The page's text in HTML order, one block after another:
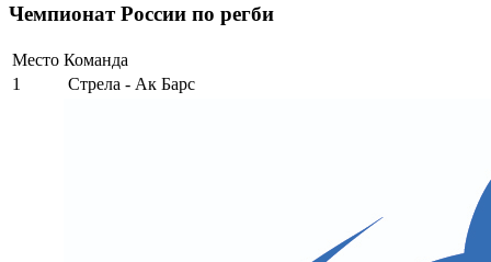
Чемпионат России по регби
Место Команда
1
Стрела - Ак Барс